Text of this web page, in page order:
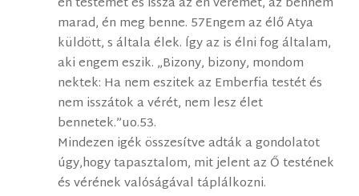
marad, én meg benne. 57Engem az élő Atya
küldött, s általa élek. Így az is élni fog általam,
aki engem eszik. „Bizony, bizony, mondom
nektek: Ha nem eszitek az Emberfia testét és
nem isszátok a vérét, nem lesz élet
bennetek.”uo.53.
Mindezen igék összesítve adták a gondolatot
úgy,hogy tapasztalom, mit jelent az Ő testének
és vérének valóságával táplálkozni.